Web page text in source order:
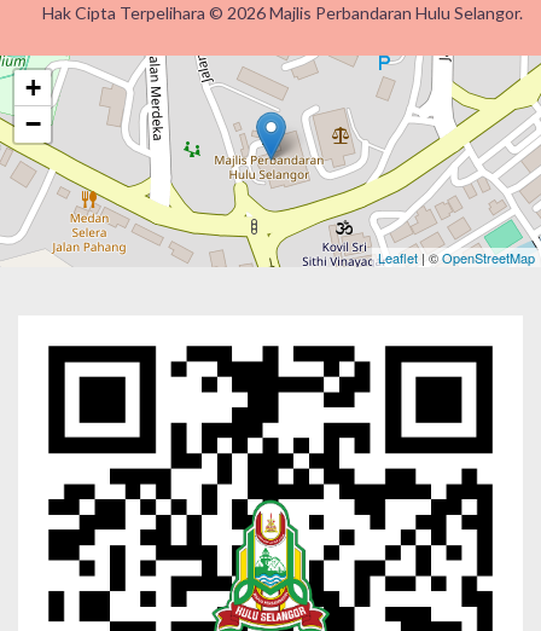
Hak Cipta Terpelihara © 2026 Majlis Perbandaran Hulu Selangor.
+
−
Leaflet | ©OpenStreetMap